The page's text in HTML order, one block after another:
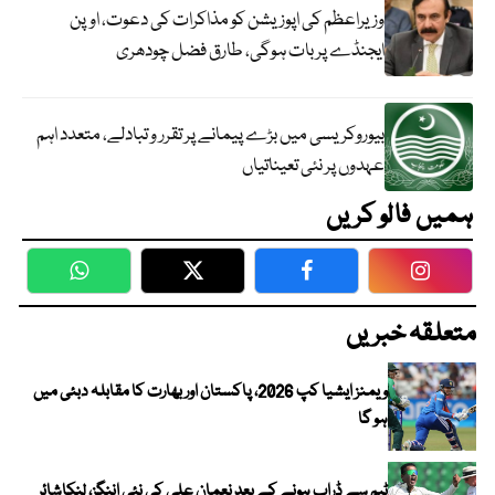
وزیراعظم کی اپوزیشن کو مذاکرات کی دعوت، اوپن
ایجنڈے پر بات ہوگی، طارق فضل چودھری
بیوروکریسی میں بڑے پیمانے پر تقرر و تبادلے، متعدد اہم
عہدوں پر نئی تعیناتیاں
ہمیں فالو کریں
WhatsApp Twitter Facebook
متعلقہ خبریں
ویمنز ایشیا کپ 2026، پاکستان اور بھارت کا مقابلہ دبئی میں
ہو گا